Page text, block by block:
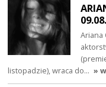
Ariana
listopadzie), wraca do… »